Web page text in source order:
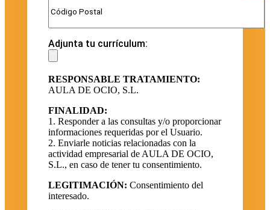
Adjunta tu currículum:
RESPONSABLE TRATAMIENTO:
AULA DE OCIO, S.L.
FINALIDAD:
1. Responder a las consultas y/o proporcionar
informaciones requeridas por el Usuario.
2. Enviarle noticias relacionadas con la
actividad empresarial de AULA DE OCIO,
S.L., en caso de tener tu consentimiento.
LEGITIMACIÓN: Consentimiento del
interesado.